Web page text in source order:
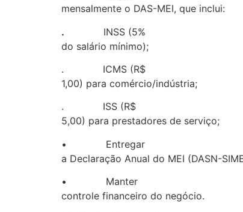
mensalmente o DAS-MEI, que inclui:
. INSS (5%
do salário mínimo);
. ICMS (R$
1,00) para comércio/indústria;
. ISS (R$
5,00) para prestadores de serviço;
• Entregar
a Declaração Anual do MEI (DASN-
• Manter
controle financeiro do negócio.